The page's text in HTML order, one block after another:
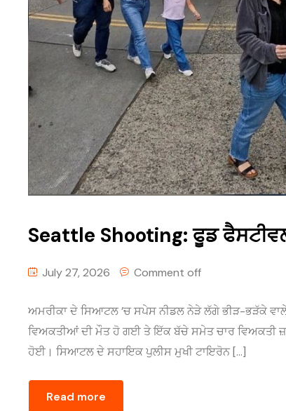
Seattle Shooting: ਫੂਡ
July 27, 2026 Comment off
ਅਮਰੀਕਾ ਦੇ ਸਿਆਟਲ ’ਚ ਸਪੇਸ ਨੀਡਲ ਨੇੜੇ ਲੱਗੇ ਭੀੜ-ਭੜੱਕੇ
ਵਿਅਕਤੀਆਂ ਦੀ ਮੌਤ ਹੋ ਗਈ ਤੇ ਇੱਕ ਬੱਚੇ ਸਮੇਤ ਚਾਰ ਵਿਅਕਤੀ
ਹੋਈ। ਸਿਆਟਲ ਦੇ ਸਹਾਇਕ ਪੁਲੀਸ ਮੁਖੀ ਟਾਇਰੋਨ […]
Read more